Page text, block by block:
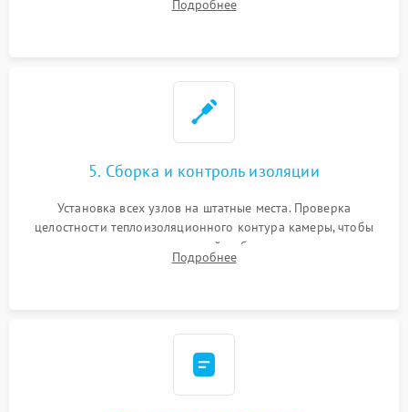
выгоревших реле, восстановление контактов и замена
Подробнее
5. Сборка и контроль изоляции
Установка всех узлов на штатные места. Проверка
целостности теплоизоляционного контура камеры, чтобы
исключить перегрев кухонной мебели и потерю тепла.
Надежная фиксация клемм и сборка корпуса шкафа.
Подробнее